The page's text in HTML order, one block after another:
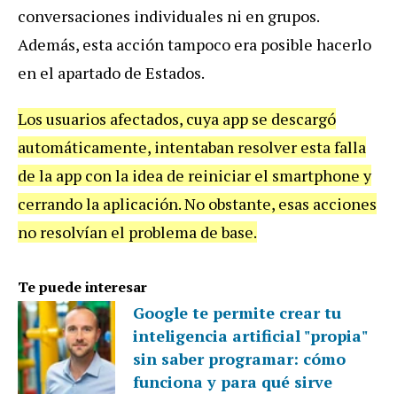
conversaciones individuales ni en grupos.
Además, esta acción tampoco era posible hacerlo
en el apartado de Estados.
Los usuarios afectados, cuya app se descargó
automáticamente, intentaban resolver esta falla
de la app con la idea de reiniciar el smartphone y
cerrando la aplicación. No obstante, esas acciones
no resolvían el problema de base.
Te puede interesar
Google te permite crear tu
inteligencia artificial "propia"
sin saber programar: cómo
funciona y para qué sirve